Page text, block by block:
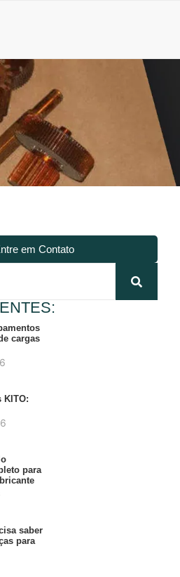
em Contato
cargas
KITO:
para
saber
para